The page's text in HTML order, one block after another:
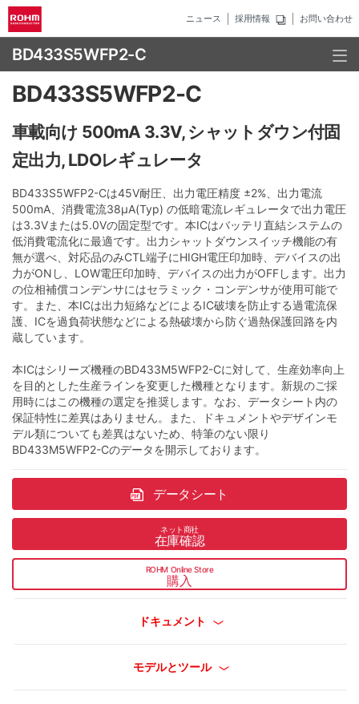
ニュース 採用情報 お問い合わせ
BD433S5WFP2-C
BD433S5WFP2-C
車載向け 500mA 3.3V, シャットダウン付固
定出力, LDOレギュレータ
BD433S5WFP2-Cは45V耐圧、出力電圧精度 ±2%、出力電流
500mA、消費電流38µA(Typ) の低暗電流レギュレータで出力電圧
は3.3Vまたは5.0Vの固定型です。本ICはバッテリ直結システムの
低消費電流化に最適です。出力シャットダウンスイッチ機能の有
無が選べ、対応品のみCTL端子にHIGH電圧印加時、デバイスの出
力がONし、LOW電圧印加時、デバイスの出力がOFFします。出力
の位相補償コンデンサにはセラミック・コンデンサが使用可能で
す。また、本ICは出力短絡などによるIC破壊を防止する過電流保
護、ICを過負荷状態などによる熱破壊から防ぐ過熱保護回路を内
蔵しています。
本ICはシリーズ機種のBD433M5WFP2-Cに対して、生産効率向上
を目的とした生産ラインを変更した機種となります。新規のご採
用時にはこの機種の選定を推奨します。なお、データシート内の
保証特性に差異はありません。また、ドキュメントやデザインモ
デル類についても差異はないため、特筆のない限り
BD433M5WFP2-Cのデータを開示しております。
データシート
ネット商社
在庫確認
ROHM Online Store
購入
ドキュメント
モデルとツール